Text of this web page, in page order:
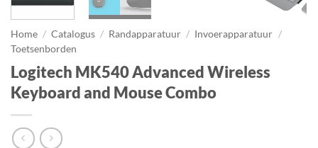
Home / Catalogus / Randapparatuur / Invoerapparatuur /
Toetsenborden
Logitech MK540 Advanced Wireless
Keyboard and Mouse Combo